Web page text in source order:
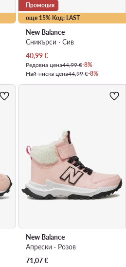
още 15% Код: LAST
Промоция
New Balance
Сникърси · Сив
Актуална цена
40,99€
Редовна цена44,99 €-8%
Най-ниска цена44,99 €-8%
New Balance
Апрески · Розов
71,07€